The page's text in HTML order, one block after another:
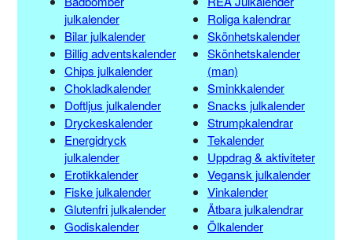
julkalender
Bilar julkalender
Billig adventskalender
Chips julkalender
Chokladkalender
Doftljus julkalender
Dryckeskalender
Energidryck
julkalender
Erotikkalender
Fiske julkalender
Glutenfri julkalender
Godiskalender
Roliga kalendrar
Skönhetskalender
Skönhetskalender
(man)
Sminkkalender
Snacks julkalender
Strumpkalendrar
Tekalender
Uppdrag & aktiviteter
Vegansk julkalender
Vinkalender
Ätbara julkalendrar
Ölkalender